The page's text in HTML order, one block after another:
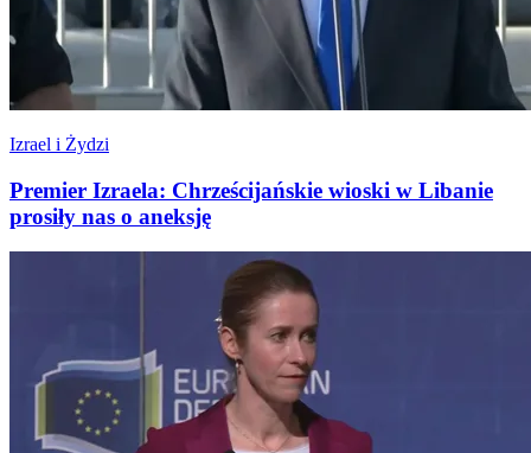
Izrael i Żydzi
Premier Izraela: Chrześcijańskie wioski w Libanie
prosiły nas o aneksję